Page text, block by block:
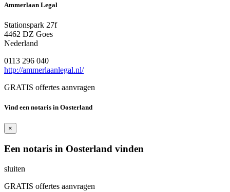
Ammerlaan Legal
Stationspark 27f
4462 DZ Goes
Nederland
0113 296 040
http://ammerlaanlegal.nl/
GRATIS offertes aanvragen
Vind een notaris in Oosterland
×
Een notaris in Oosterland vinden
sluiten
GRATIS offertes aanvragen